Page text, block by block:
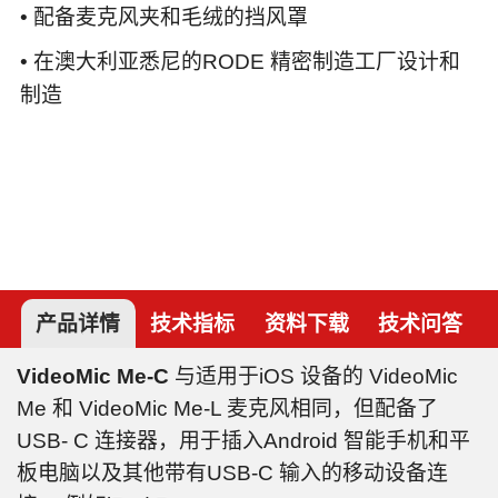
• 配备麦克风夹和毛绒的挡风罩
• 在澳大利亚悉尼的RODE 精密制造工厂设计和
制造
产品详情 技术指标 资料下载 技术问答
VideoMic Me-C 与适用于iOS 设备的 VideoMic
Me 和 VideoMic Me-L 麦克风相同，但配备了
USB- C 连接器，用于插入Android 智能手机和平
板电脑以及其他带有USB-C 输入的移动设备连